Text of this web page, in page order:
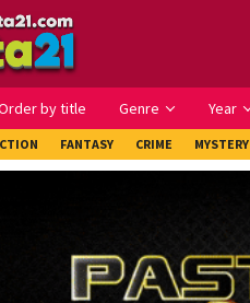
by title Genre Year
FANTASY CRIME MYSTERY